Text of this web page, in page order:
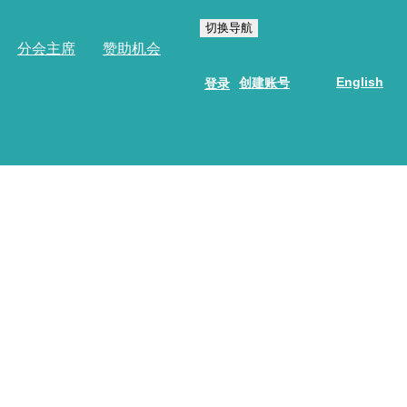
切换导航
分会主席 赞助机会
登录 创建账号 English